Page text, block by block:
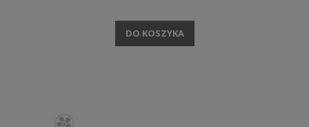
DO KOSZYKA